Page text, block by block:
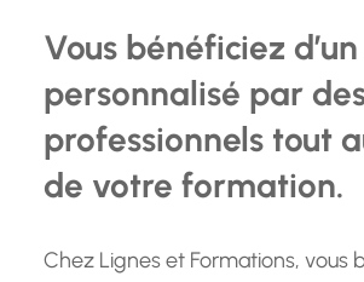
Vous bénéficiez
personnalisé par
professionnels tout
de votre formation.
Chez Lignes et Formations, vous